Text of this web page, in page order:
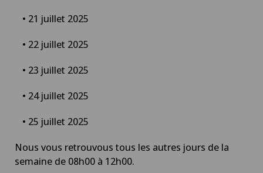
• 21 juillet 2025
• 22 juillet 2025
• 23 juillet 2025
• 24 juillet 2025
• 25 juillet 2025
Nous vous retrouvous tous les autres jours de la
semaine de 08h00 à 12h00.